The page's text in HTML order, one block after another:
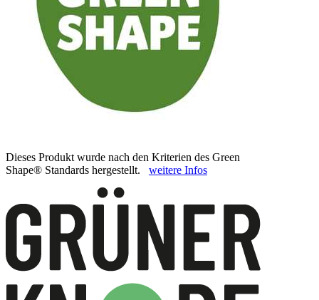
Dieses Produkt wurde nach den Kriterien des Green
Shape® Standards hergestellt. weitere Infos